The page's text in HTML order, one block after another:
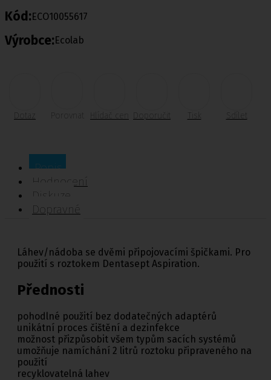
Kód:ECO10055617
Výrobce:Ecolab
Dotaz Porovnat Doporučit Tisk Sdílet
Popis
Hodnocení
Diskuze
Dopravné
Láhev/nádoba se dvěmi připojovacími špičkami. Pro
použití s roztokem Dentasept Aspiration.
Přednosti
pohodlné použití bez dodatečných adaptérů
unikátní proces čištění a dezinfekce
možnost přizpůsobit všem typům sacích systémů
umožňuje namíchání 2 litrů roztoku připraveného na
použití
recyklovatelná lahev